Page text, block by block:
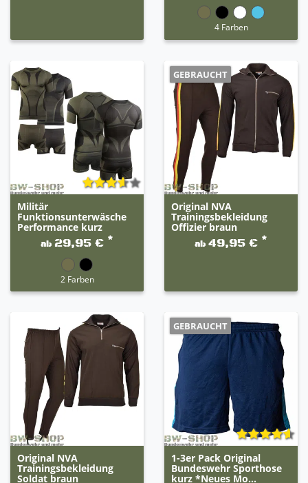
4 Farben
Militär
Funktionsunterwäsche
Performance kurz
ab 29,95 € *
2 Farben
GEBRAUCHT
Original NVA
Trainingsbekleidung
Offizier braun
ab 49,95 € *
Original NVA
Trainingsbekleidung
Soldat braun
GEBRAUCHT
1-3er Pack Original
Bundeswehr Sporthose
kurz *Neues Mo...